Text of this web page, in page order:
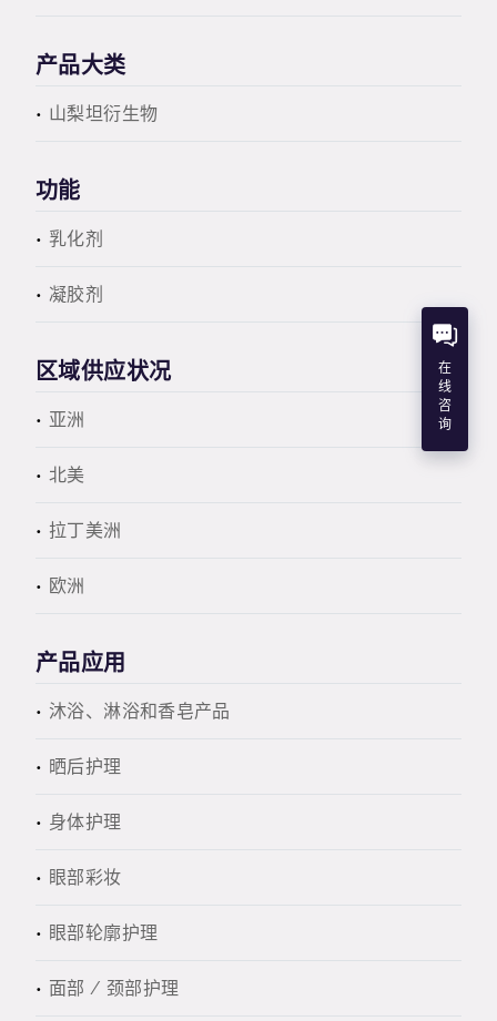
产品大类
山梨坦衍生物
功能
乳化剂
凝胶剂
区域供应状况
亚洲
北美
拉丁美洲
欧洲
产品应用
沐浴、淋浴和香皂产品
晒后护理
身体护理
眼部彩妆
眼部轮廓护理
面部 / 颈部护理
在
线
咨
询